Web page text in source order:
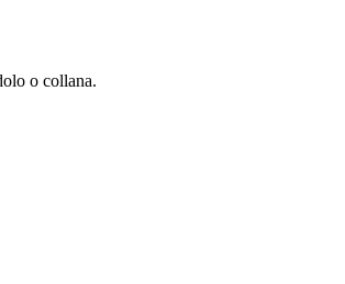
o collana.